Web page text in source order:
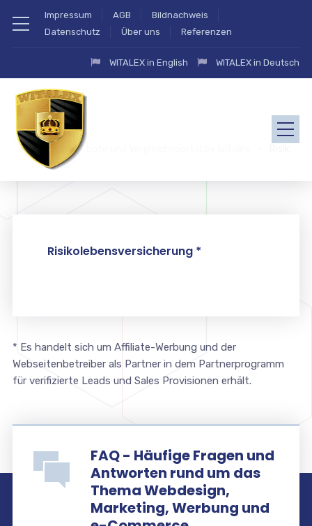
Impressum AGB
Bildnachweis
Datenschutz
Über uns Referenzen
WITALEX in English WITALEX in Deutsch
zahlung.eu Angebote und Vergleichsportal by Witalex
Risikolebensversicherung *
* Es handelt sich um Affiliate-Werbung und der
Webseitenbetreiber als Partner in dem Partnerprogramm
für verifizierte Leads und Sales Provisionen erhält.
FAQ - Häufige Fragen und
Antworten rund um das
Thema Webdesign,
Marketing, Werbung und